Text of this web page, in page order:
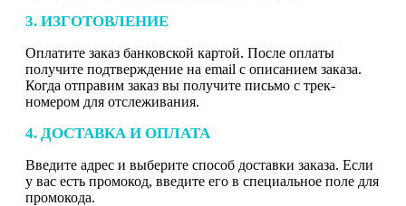
3. ИЗГОТОВЛЕНИЕ
Оплатите заказ банковской картой. После оплаты
получите подтверждение на email с описанием заказа.
Когда отправим заказ вы получите письмо с трек-
номером для отслеживания.
4. ДОСТАВКА И ОПЛАТА
Введите адрес и выберите способ доставки заказа. Если
у вас есть промокод, введите его в специальное поле для
промокода.